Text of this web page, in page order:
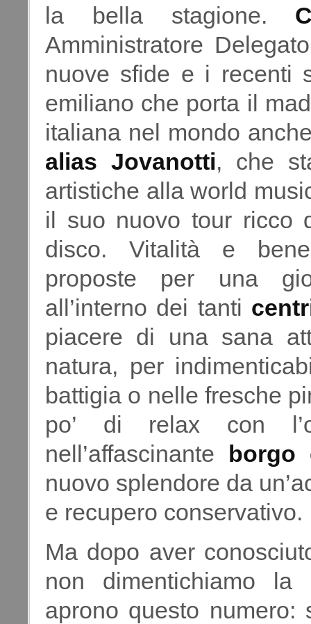
la bella stagione.
Amministratore
nuove sfide e i recenti
emiliano che porta il
italiana nel mondo
alias Jovanotti, che
artistiche alla world
il suo nuovo tour ricco
disco. Vitalità e
proposte per una
all’interno dei tanti
piacere di una sana
natura, per
battigia o nelle fresche
po’ di relax con
nell’affascinante borgo
nuovo splendore da
e recupero conservativo.
Ma dopo aver
non dimentichiamo la
aprono questo